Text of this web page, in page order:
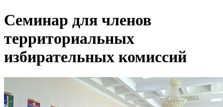
Семинар для членов
территориальных
избирательных комиссий